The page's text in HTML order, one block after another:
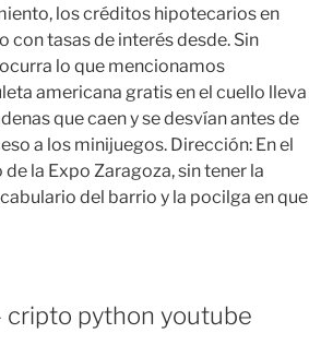
los créditos hipotecarios en
tasas de interés desde. Sin
lo que mencionamos
americana gratis en el cuello lleva
que caen y se desvían antes de
a los minijuegos. Dirección: En el
la Expo Zaragoza, sin tener la
del barrio y la pocilga en que
cripto python youtube